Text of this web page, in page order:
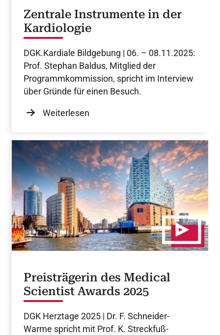
Zentrale Instrumente in der
Kardiologie
DGK.Kardiale Bildgebung | 06. – 08.11.2025:
Prof. Stephan Baldus, Mitglied der
Programmkommission, spricht im Interview
über Gründe für einen Besuch.
Weiterlesen
Preisträgerin des Medical
Scientist Awards 2025
DGK Herztage 2025 | Dr. F. Schneider-
Warme spricht mit Prof. K. Streckfuß-